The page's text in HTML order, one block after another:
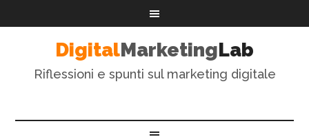
DigitalMarketingLab
Riflessioni e spunti sul marketing digitale